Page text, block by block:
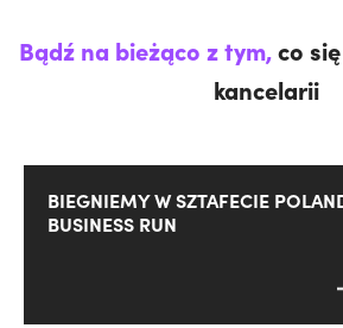
Bądź na bieżąco z tym,co
kancelarii
BIEGNIEMY W SZTAFECIE
BUSINESS RUN